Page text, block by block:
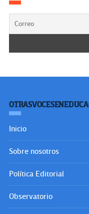
Inicio
Sobre nosotros
Política Editorial
Observatorio